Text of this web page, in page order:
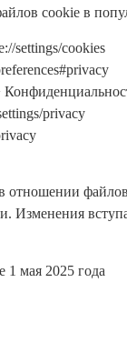
cookie в
settings/cookies
privacy
отношении
Изменения
1 мая 2025 года